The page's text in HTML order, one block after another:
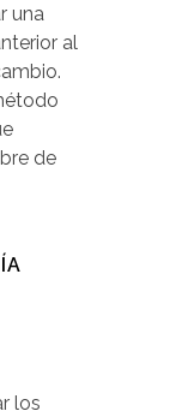
una
al
de
los